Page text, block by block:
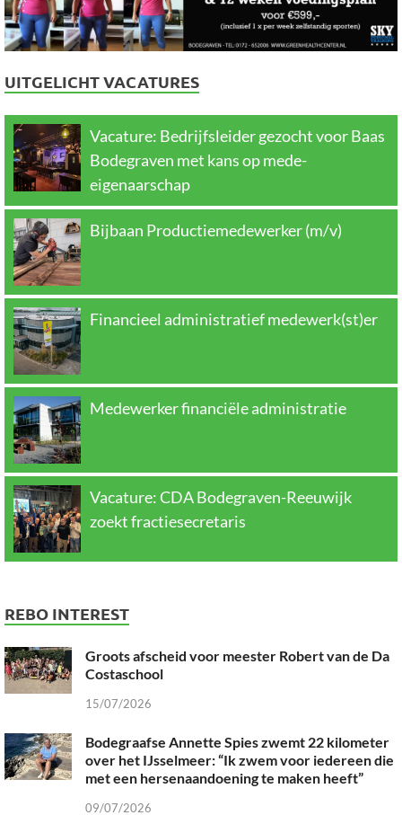
UITGELICHT VACATURES
Vacature: Bedrijfsleider gezocht voor Baas
Bodegraven met kans op mede-
eigenaarschap
Bijbaan Productiemedewerker (m/v)
Financieel administratief medewerk(st)er
Medewerker financiële administratie
Vacature: CDA Bodegraven-Reeuwijk
zoekt fractiesecretaris
REBO INTEREST
Groots afscheid voor meester Robert van de Da
Costaschool
15/07/2026
Bodegraafse Annette Spies zwemt 22 kilometer
over het IJsselmeer: “Ik zwem voor iedereen die
met een hersenaandoening te maken heeft”
09/07/2026